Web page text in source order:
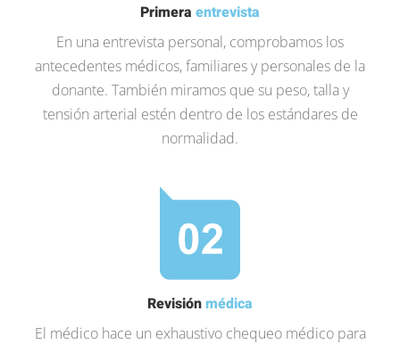
Primera entrevista
En una entrevista personal, comprobamos los
antecedentes médicos, familiares y personales de la
donante. También miramos que su peso, talla y
tensión arterial estén dentro de los estándares de
normalidad.
Revisiónmédica
El médico hace un exhaustivo chequeo médico para